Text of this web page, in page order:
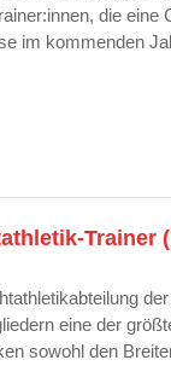
die eine
im kommenden
Trainer
eine der
sowohl den